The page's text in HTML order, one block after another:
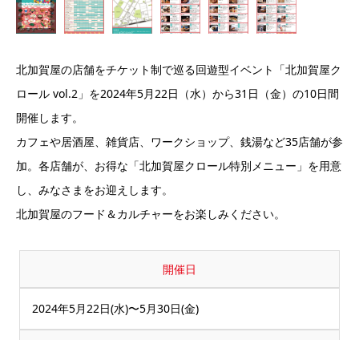
北加賀屋の店舗をチケット制で巡る回遊型イベント「北加賀屋ク
ロール vol.2」を2024年5月22日（水）から31日（金）の10日間
開催します。
カフェや居酒屋、雑貨店、ワークショップ、銭湯など35店舗が参
加。各店舗が、お得な「北加賀屋クロール特別メニュー」を用意
し、みなさまをお迎えします。
北加賀屋のフード＆カルチャーをお楽しみください。
開催日
2024年5月22日(水)〜5月30日(金)